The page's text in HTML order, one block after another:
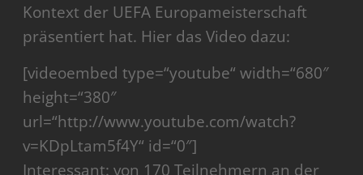
Kontext der UEFA Europameisterschaft
präsentiert hat. Hier das Video dazu:
[videoembed type=“youtube“ width=“680″
height=“380″
url=“http://www.youtube.com/watch?
v=KDpLtam5f4Y“ id=“0″]
Interessant: von 170 Teilnehmern an der